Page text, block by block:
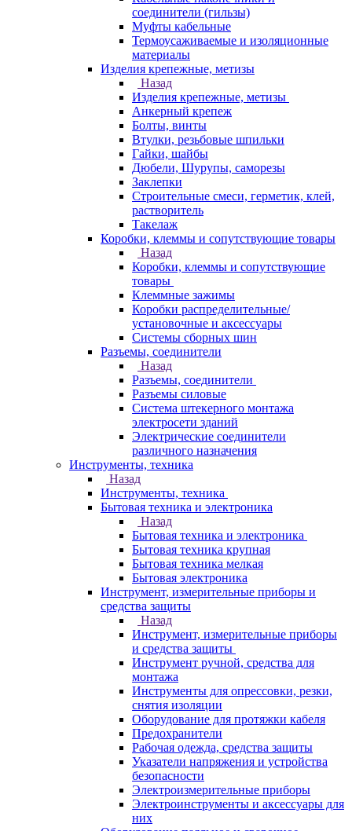
соединители (гильзы)
Муфты кабельные
Термоусаживаемые и изоляционные
материалы
Изделия крепежные, метизы
Назад
Изделия крепежные, метизы
Анкерный крепеж
Болты, винты
Втулки, резьбовые шпильки
Гайки, шайбы
Дюбели, Шурупы, саморезы
Заклепки
Строительные смеси, герметик, клей,
растворитель
Такелаж
Коробки, клеммы и сопутствующие товары
Назад
Коробки, клеммы и сопутствующие
товары
Клеммные зажимы
Коробки распределительные/
установочные и аксессуары
Системы сборных шин
Разъемы, соединители
Назад
Разъемы, соединители
Разъемы силовые
Система штекерного монтажа
электросети зданий
Электрические соединители
различного назначения
Инструменты, техника
Назад
Инструменты, техника
Бытовая техника и электроника
Назад
Бытовая техника и электроника
Бытовая техника крупная
Бытовая техника мелкая
Бытовая электроника
Инструмент, измерительные приборы и
средства защиты
Назад
Инструмент, измерительные приборы
и средства защиты
Инструмент ручной, средства для
монтажа
Инструменты для опрессовки, резки,
снятия изоляции
Оборудование для протяжки кабеля
Предохранители
Рабочая одежда, средства защиты
Указатели напряжения и устройства
безопасности
Электроизмерительные приборы
Электроинструменты и аксессуары для
них